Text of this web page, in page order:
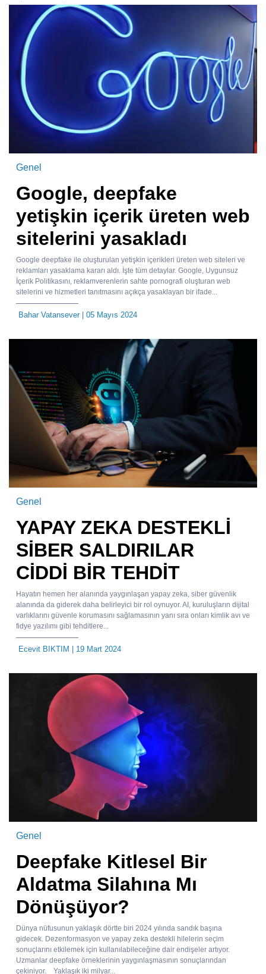
Genel
Google, deepfake
yetişkin içerik üreten web
sitelerini yasakladı
Google deepfake ile oluşturulan yetişkin içerikleri üreten web siteleri ve
reklamları yasaklama kararı aldı. İşte tüm detaylar. Google, Uygunsuz
İçerik Politikasını, reklamverenlerin sahte pornografi oluşturan web
sitelerini ve hizmetleri tanıtmasını açıkça yasaklayan bir ifade...
Bahar Vatansever| 05 Mayıs 2024
Genel
YAPAY ZEKA DESTEKLİ
SİBER SALDIRILAR
CİDDİ BİR TEHDİT
Hayatın hemen her alanında yaygınlaşan yapay zeka, siber güvenlik
alanında da giderek daha belirleyici bir rol oynuyor. AI, kuruluşların dijital
varlıklarını güvenle korumasını sağlamasının yanı sıra onları kimlik avı ve
fidye yazılımı gibi tehditlere...
Ecevit BIKTIM | 19 Mart 2024
Genel
Deepfake Kitlesel Bir
Aldatma Silahına Mı
Dönüşüyor?
Dünya nüfusunun yaklaşık dörtte biri 2024 yılında sandık başına
gidecek. Dezenformasyon ve yapay zeka destekli hilelerin seçim
sonuçlarını etkilemek için kullanılabileceğine dair endişeler artıyor.
Uzmanlar deepfake örneklerinin yaygınlaşmasının sonuçlarından
çekiniyor. Yaklaşık iki milyar...